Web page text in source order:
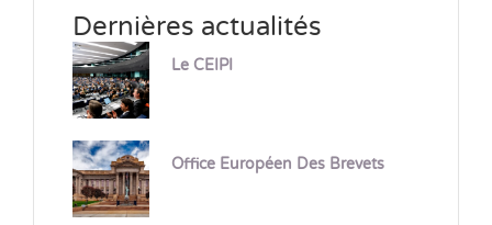
Dernières actualités
Le CEIPI
Office Européen Des Brevets